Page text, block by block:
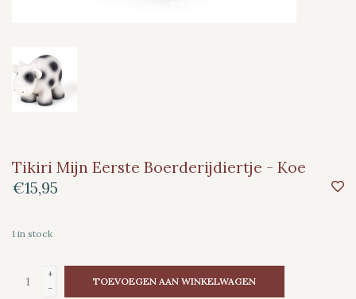
Tikiri Mijn Eerste Boerderijdiertje - Koe
€15,95
1 in stock
+
-
TOEVOEGEN AAN WINKELWAGEN